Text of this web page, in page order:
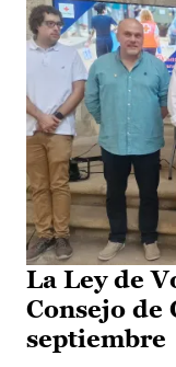
La Ley de
Consejo de
septiembre